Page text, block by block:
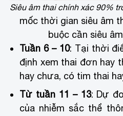
Siêu âm thai chính xác 90%
mốc thời gian siêu âm
buộc cần siêu
Tuần 6 – 10: Tại thời
định xem thai đơn hay
hay chưa, có tim thai
Từ tuần 11 – 13: Dự
của nhiễm sắc thể